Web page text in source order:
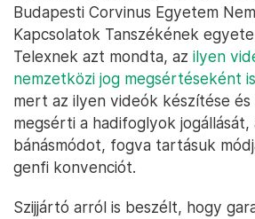
Budapesti Corvinus Egyetem
Kapcsolatok Tanszékének
Telexnek azt mondta, az ilyen
nemzetközi jog megsértéseként
mert az ilyen videók készítése és
megsérti a hadifoglyok jogállását,
bánásmódot, fogva tartásuk
genfi konvenciót.
Szijjártó arról is beszélt, hogy